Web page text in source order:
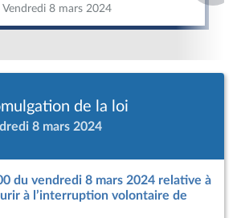
Vendredi 8 mars 2024
de la loi
8 mars 2024
du vendredi 8 mars 2024 relative à
à l’interruption volontaire de